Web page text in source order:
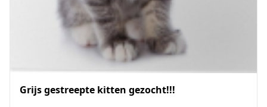
Grijs gestreepte kitten gezocht!!!